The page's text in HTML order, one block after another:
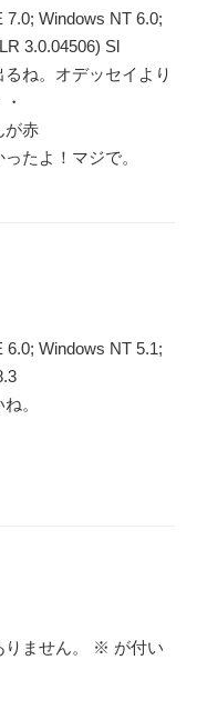
7.0; Windows NT 6.0;
3.0.04506) Sl
ね。オデッセイより
が赤
たよ！マジで。
6.0; Windows NT 5.1;
。
ません。 ※ が付い